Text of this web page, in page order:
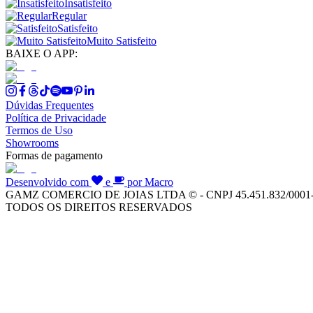
Insatisfeito
Regular
Satisfeito
Muito Satisfeito
BAIXE O APP:
Dúvidas Frequentes
Política de Privacidade
Termos de Uso
Showrooms
Formas de pagamento
Desenvolvido com e
por Macro
GAMZ COMERCIO DE JOIAS LTDA © - CNPJ 45.451.832/
TODOS OS DIREITOS RESERVADOS